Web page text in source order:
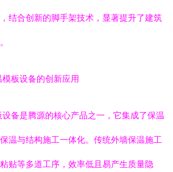
结合创新的脚手架技术，显著提升了建筑
板设备的创新应用
备是腾源的核心产品之一，它集成了保温
温与结构施工一体化。传统外墙保温施工
贴等多道工序，效率低且易产生质量隐